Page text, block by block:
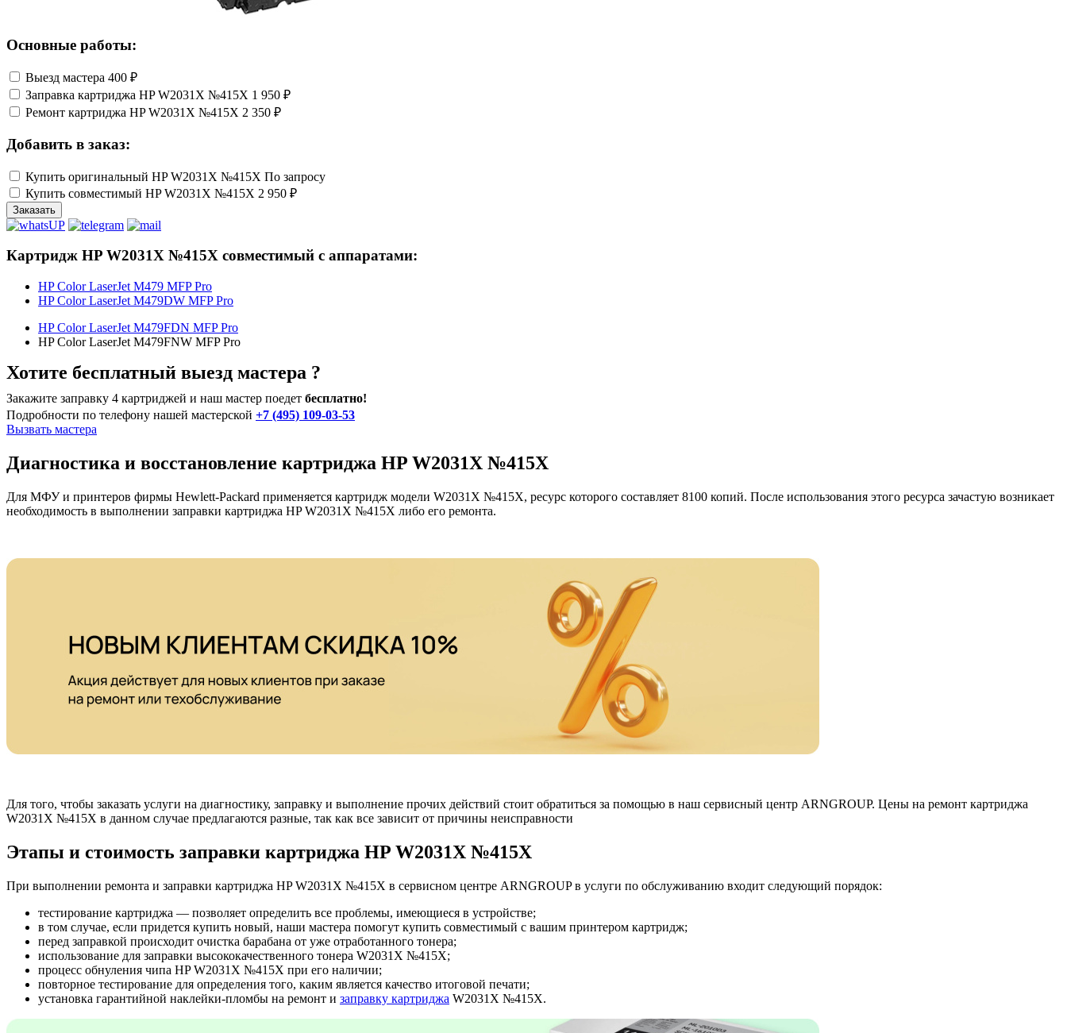
Основные работы:
Выезд мастера 400 ₽
Заправка картриджа HP W2031X №415X 1 950 ₽
Ремонт картриджа HP W2031X №415X 2 350 ₽
Добавить в заказ:
Купить оригинальный HP W2031X №415X По запросу
Купить совместимый HP W2031X №415X 2 950 ₽
Заказать
Картридж HP W2031X №415X совместимый с аппаратами:
HP Color LaserJet M479 MFP Pro
HP Color LaserJet M479DW MFP Pro
HP Color LaserJet M479FDN MFP Pro
HP Color LaserJet M479FNW MFP Pro
Хотите бесплатный выезд мастера ?
Закажите заправку 4 картриджей и наш мастер поедет бесплатно!
Подробности по телефону нашей мастерской +7 (495) 109-03-53
Вызвать мастера
Диагностика и восстановление картриджа HP W2031X №415X
Для МФУ и принтеров фирмы Hewlett-Packard применяется картридж модели W2031X №415X, ресурс которого составляет 8100 копий. После использования этого ресурса зачастую возникает
необходимость в выполнении заправки картриджа HP W2031X №415X либо его ремонта.
Для того, чтобы заказать услуги на диагностику, заправку и выполнение прочих действий стоит обратиться за помощью в наш сервисный центр ARNGROUP. Цены на ремонт картриджа
W2031X №415X в данном случае предлагаются разные, так как все зависит от причины неисправности
Этапы и стоимость заправки картриджа HP W2031X №415X
При выполнении ремонта и заправки картриджа HP W2031X №415X в сервисном центре ARNGROUP в услуги по обслуживанию входит следующий порядок:
тестирование картриджа — позволяет определить все проблемы, имеющиеся в устройстве;
в том случае, если придется купить новый, наши мастера помогут купить совместимый с вашим принтером картридж;
перед заправкой происходит очистка барабана от уже отработанного тонера;
использование для заправки высококачественного тонера W2031X №415X;
процесс обнуления чипа HP W2031X №415X при его наличии;
повторное тестирование для определения того, каким является качество итоговой печати;
установка гарантийной наклейки-пломбы на ремонт и заправку картриджа W2031X №415X.